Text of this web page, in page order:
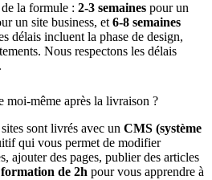
la formule : 2-3 semaines pour un
un site business, et 6-8 semaines
délais incluent la phase de design,
Nous respectons les délais
moi-même après la livraison ?
sont livrés avec un CMS (système
qui vous permet de modifier
ajouter des pages, publier des articles
formation de 2h pour vous apprendre à